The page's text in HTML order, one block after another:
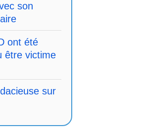
son
ont été
être victime
sur